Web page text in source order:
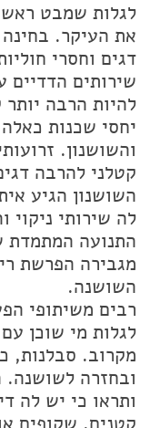
לגלות שמבט
את העיקר.
דגים וחסרי
שירותים הדדיים
להיות הרבה יותר
יחסי שכנות
והשושנון.
קטלני להרבה
השושנון הגיע
לה שירותי ניקוי
התנועה המתמדת
מגבירה הפרשת
השושנה.
רבים משיתופי
לגלות מי שוכן
מקרוב. סבלנות,
ובחזרה לשושנה.
ותראו כי יש לה